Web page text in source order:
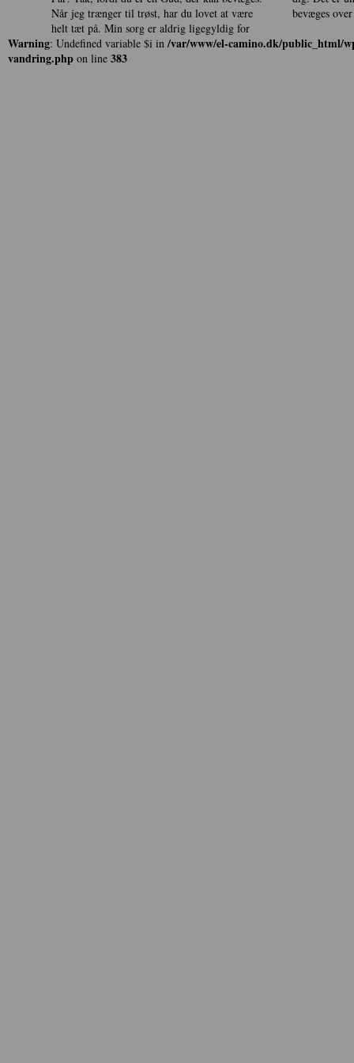
Når jeg trænger til trøst, har du lovet at være
helt tæt på. Min sorg er aldrig ligegyldig for
bevæges
Warning: Undefined variable $i in/var/www/el-camino.dk/public_html/
vandring.php on line 383